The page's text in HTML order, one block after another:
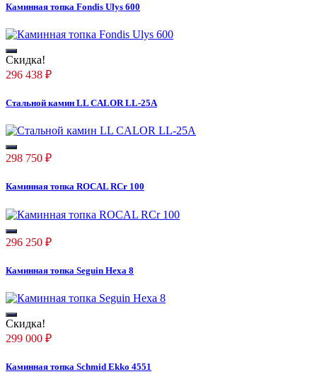
Каминная топка Fondis Ulys 600
Скидка!
296 438 ₽
Стальной камин LL CALOR LL-25A
298 750 ₽
Каминная топка ROCAL RCr 100
296 250 ₽
Каминная топка Seguin Hexa 8
Скидка!
299 000 ₽
Каминная топка Schmid Ekko 4551